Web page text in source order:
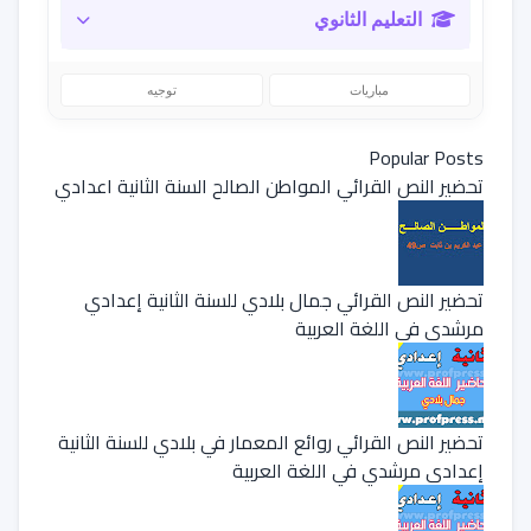
التعليم الثانوي
مباريات توجيه
Popular Posts
تحضير النص القرائي المواطن الصالح السنة الثانية اعدادي
تحضير النص القرائي جمال بلادي للسنة الثانية إعدادي
مرشدي في اللغة العربية
تحضير النص القرائي روائع المعمار في بلادي للسنة الثانية
إعدادي مرشدي في اللغة العربية